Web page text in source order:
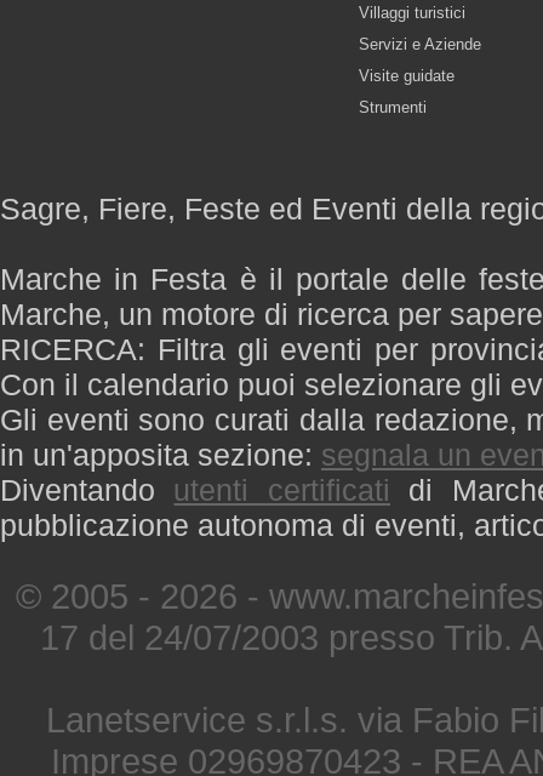
Villaggi turistici
Servizi e Aziende
Visite guidate
Strumenti
Sagre, Fiere, Feste ed Eventi della
Marche in Festa è il portale delle
Marche, un motore di ricerca per
RICERCA: Filtra gli eventi per
Con il calendario puoi selezionare gli
Gli eventi sono curati dalla redazione,
in un'apposita sezione: segnala un
Diventando utenti certificati di
pubblicazione autonoma di eventi,
© 2005 - 2026 -
17 del 24/07/2003 presso Trib.
Lanetservice s.r.l.s. via Fabio
Imprese 02969870423 - REA